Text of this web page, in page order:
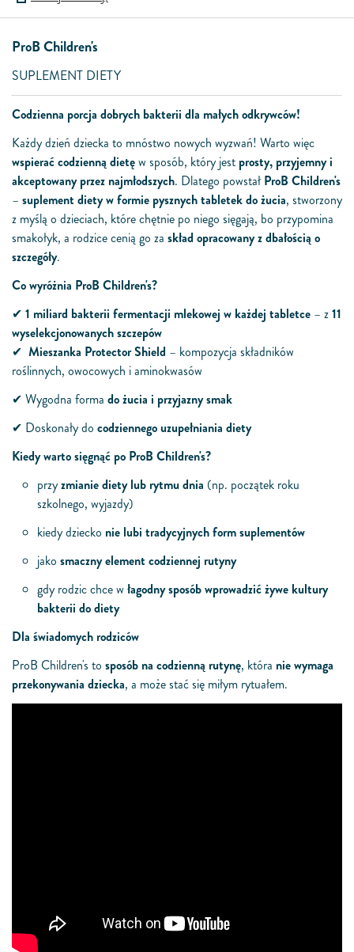
ProB Children's
SUPLEMENT DIETY
Codzienna porcja dobrych bakterii dla małych odkrywców!
Każdy dzień dziecka to mnóstwo nowych wyzwań! Warto więc
wspierać codzienną dietęw sposób, któryjest prosty, przyjemny i
akceptowany przez najmłodszych. Dlatego powstałProB Children's
– suplement dietywformie pysznychtabletekdożucia, stworzony
z myślą o dzieciach, które chętnie po niego sięgają, bo przypomina
smakołyk, a rodzice cenią go za skład opracowanyzdbałością o
szczegóły.
Cowyróżnia ProB Children's?
✔ 1 miliard bakterii fermentacji mlekowej w każdej tabletce – z11
wyselekcjonowanych szczepów
✔ Mieszanka Protector Shield – kompozycja składników
roślinnych, owocowych iaminokwasów
✔ Wygodna forma dożucia i przyjazny smak
✔ Doskonałydo codziennego uzupełniania diety
Kiedywartosięgnąć po ProB Children's?
przyzmianie diety lub rytmu dnia (np. początek roku
szkolnego, wyjazdy)
kiedy dziecko nie lubi tradycyjnych form suplementów
jako smaczny element codziennej rutyny
gdy rodzic chce w łagodny sposób wprowadzić żywe kultury
bakterii do diety
Dla świadomych rodziców
ProB Children's to sposób na codzienną rutynę, która niewymaga
przekonywania dziecka, a może stać się miłym rytuałem.